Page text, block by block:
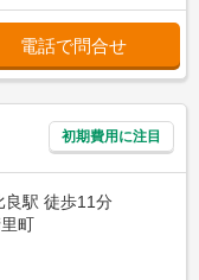
電話で問合せ
初期費用に注目
良駅 徒歩11分
町